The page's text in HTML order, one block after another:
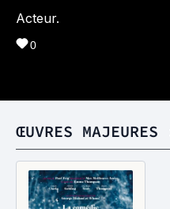
Acteur.
0
ŒUVRES